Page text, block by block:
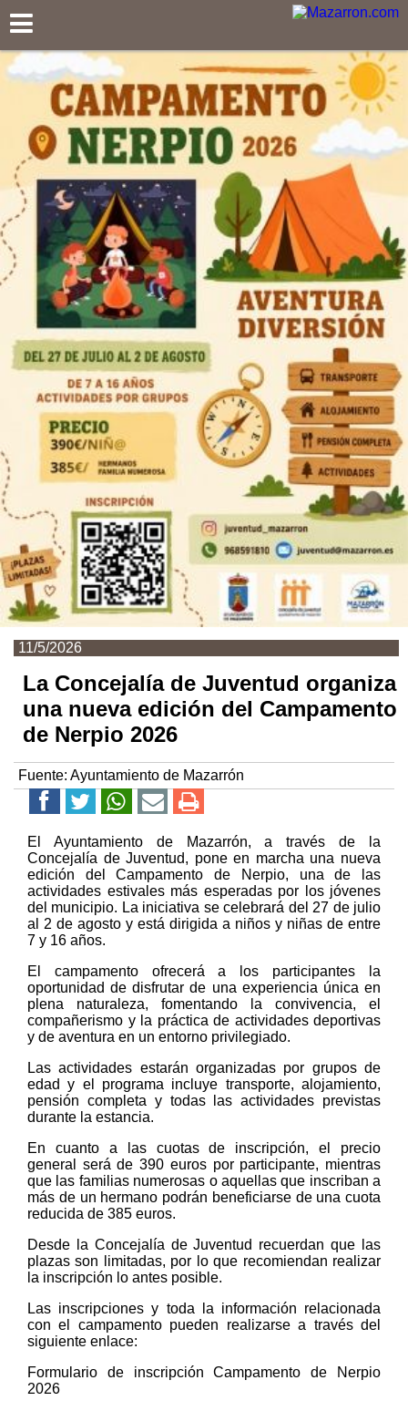
11/5/2026
La Concejalía de Juventud organiza
una nueva edición del Campamento
de Nerpio 2026
Fuente: Ayuntamiento de Mazarrón
El Ayuntamiento de Mazarrón, a través de la
Concejalía de Juventud, pone en marcha una nueva
edición del Campamento de Nerpio, una de las
actividades estivales más esperadas por los jóvenes
del municipio. La iniciativa se celebrará del 27 de julio
al 2 de agosto y está dirigida a niños y niñas de entre
7 y 16 años.
El campamento ofrecerá a los participantes la
oportunidad de disfrutar de una experiencia única en
plena naturaleza, fomentando la convivencia, el
compañerismo y la práctica de actividades deportivas
y de aventura en un entorno privilegiado.
Las actividades estarán organizadas por grupos de
edad y el programa incluye transporte, alojamiento,
pensión completa y todas las actividades previstas
durante la estancia.
En cuanto a las cuotas de inscripción, el precio
general será de 390 euros por participante, mientras
que las familias numerosas o aquellas que inscriban a
más de un hermano podrán beneficiarse de una cuota
reducida de 385 euros.
Desde la Concejalía de Juventud recuerdan que las
plazas son limitadas, por lo que recomiendan realizar
la inscripción lo antes posible.
Las inscripciones y toda la información relacionada
con el campamento pueden realizarse a través del
siguiente enlace:
Formulario de inscripción Campamento de Nerpio
2026